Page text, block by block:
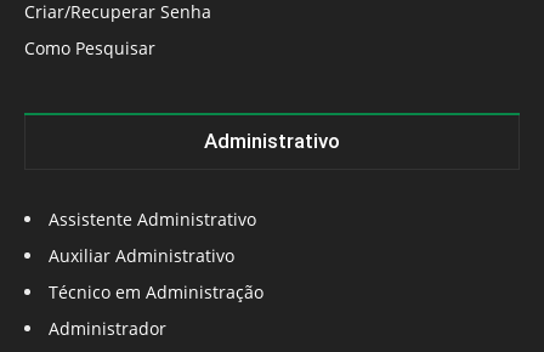
Criar/Recuperar Senha
Como Pesquisar
Administrativo
Assistente Administrativo
Auxiliar Administrativo
Técnico em Administração
Administrador